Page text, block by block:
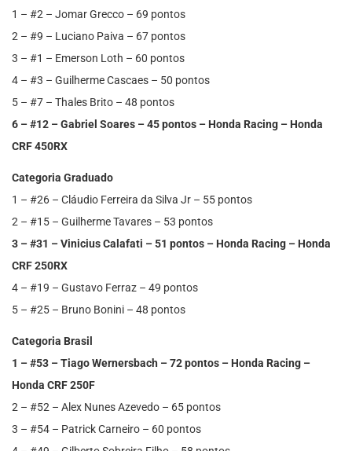
1 – #2 – Jomar Grecco – 69 pontos
2 – #9 – Luciano Paiva – 67 pontos
3 – #1 – Emerson Loth – 60 pontos
4 – #3 – Guilherme Cascaes – 50 pontos
5 – #7 – Thales Brito – 48 pontos
6 – #12 – Gabriel Soares – 45 pontos – Honda Racing – Honda
CRF 450RX
Categoria Graduado
1 – #26 – Cláudio Ferreira da Silva Jr – 55 pontos
2 – #15 – Guilherme Tavares – 53 pontos
3 – #31 – Vinicius Calafati – 51 pontos – Honda Racing – Honda
CRF 250RX
4 – #19 – Gustavo Ferraz – 49 pontos
5 – #25 – Bruno Bonini – 48 pontos
Categoria Brasil
1 – #53 – Tiago Wernersbach – 72 pontos – Honda Racing –
Honda CRF 250F
2 – #52 – Alex Nunes Azevedo – 65 pontos
3 – #54 – Patrick Carneiro – 60 pontos